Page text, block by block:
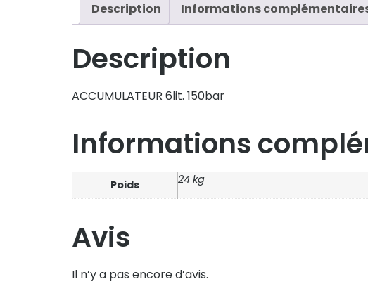
Description Informations
Description
ACCUMULATEUR 6lit. 150bar
Informations
Poids 24 kg
Avis
Il n’y a pas encore d’avis.